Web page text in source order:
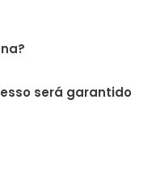
será garantido